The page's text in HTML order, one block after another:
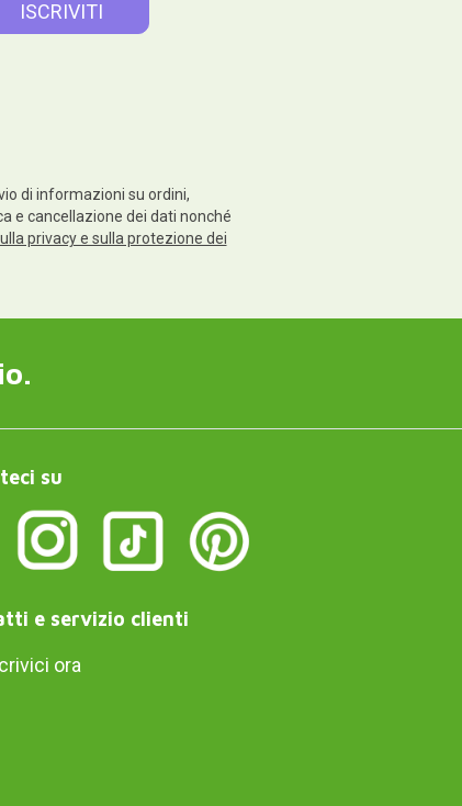
di informazioni su ordini,
e cancellazione dei dati nonché
privacy e sulla protezione dei
su
e servizio clienti
ora